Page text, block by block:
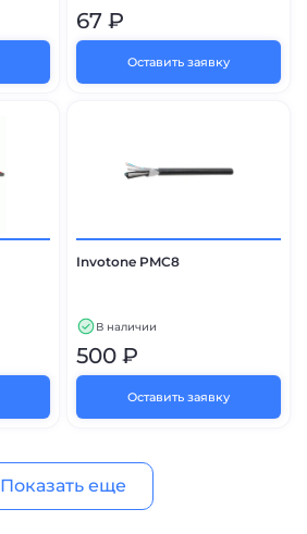
67 ₽
Оставить заявку
Invotone PMC8
В наличии
500 ₽
Оставить заявку
Показать еще